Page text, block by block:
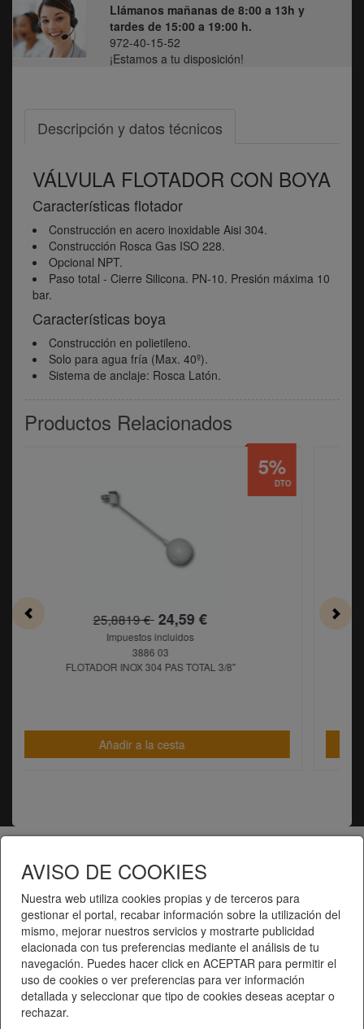
AVISO DE COOKIES
Nuestra web utiliza cookies propias y de terceros para
gestionar el portal, recabar información sobre la utilización del
mismo, mejorar nuestros servicios y mostrarte publicidad
elacionada con tus preferencias mediante el análisis de tu
navegación. Puedes hacer click en ACEPTAR para permitir el
uso de cookies o ver preferencias para ver información
detallada y seleccionar que tipo de cookies deseas aceptar o
rechazar.
Llámanos mañanas de 8:00 a 13h y
tardes de 15:00 a 19:00 h.
972-40-15-52
¡Estamos a tu disposición!
Descripción y datos técnicos
VÁLVULA FLOTADOR CON BOYA
Características flotador
Construcción en acero inoxidable Aisi 304.
Construcción Rosca Gas ISO 228.
Opcional NPT.
Paso total - Cierre Silicona. PN-10. Presión máxima 10
bar.
Características boya
Construcción en polietileno.
Solo para agua fría (Max. 40º).
Sistema de anclaje: Rosca Latón.
Productos Relacionados
€ 26,44 €
FLOTADOR INOX 304 PAS TOTAL
Telematel eCommerce v14.3.31 © 2026
Telematel S.L.